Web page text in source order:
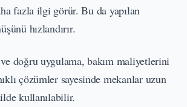
fazla ilgi görür. Bu da yapılan
hızlandırır.
doğru uygulama, bakım maliyetlerini
çözümler sayesinde mekanlar uzun
kullanılabilir.